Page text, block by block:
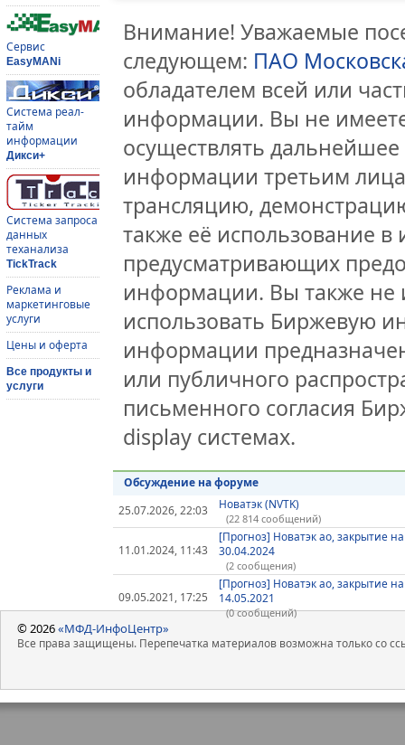
Сервис
EasyMANi
Система реал-
тайм
информации
Дикси+
Система запроса
данных
теханализа
TickTrack
Реклама и
маркетинговые
услуги
Цены и оферта
Все продукты и
услуги
Внимание! Уважаемые
следующем: ПАО
обладателем всей или
информации. Вы не
осуществлять
информации третьим
трансляцию,
также её использование
предусматривающих
информации. Вы также не
использовать Биржевую
информации
или публичного
письменного согласия
display системах.
Обсуждение на форуме
25.07.2026, 22:03
Новатэк (NVTK)
(22 814 сообщений)
11.01.2024, 11:43
[Прогноз] Новатэк ао, закрытие на
30.04.2024
(2 сообщения)
09.05.2021, 17:25
[Прогноз] Новатэк ао, закрытие на
14.05.2021
(0 сообщений)
© 2026«МФД-ИнфоЦентр»
Все права защищены. Перепечатка материалов возможна только со